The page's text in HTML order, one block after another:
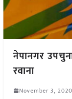
नेपानगर
रवाना
November 3, 2020